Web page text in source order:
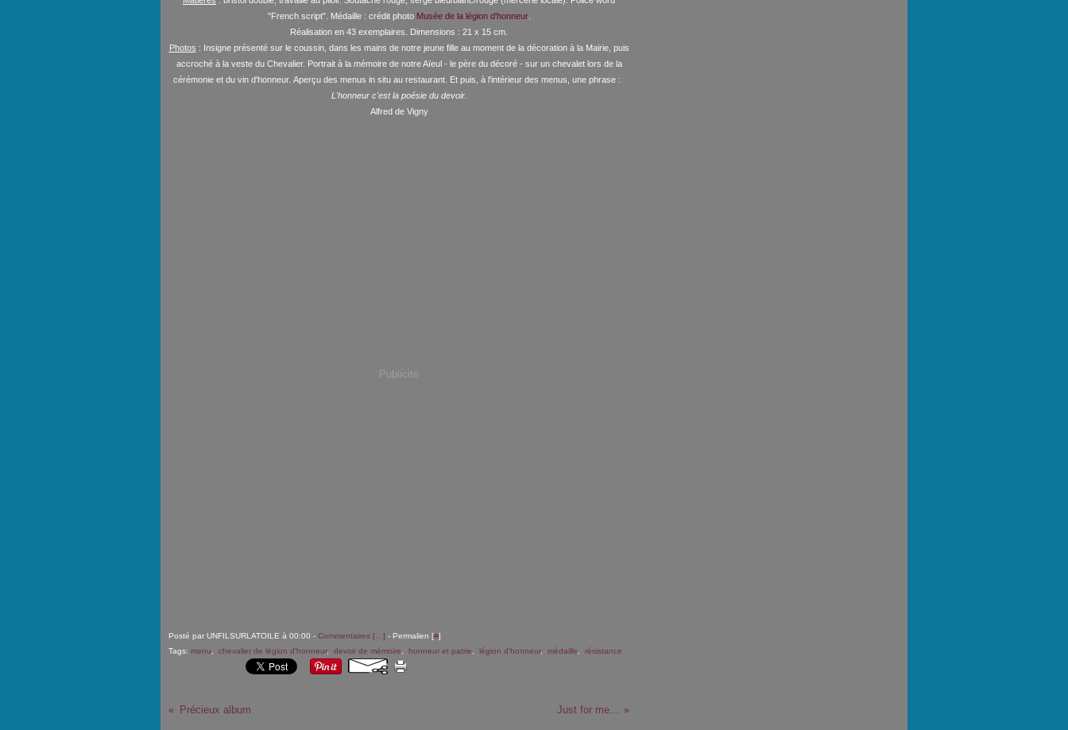
"French script". Médaille : crédit photo Musée de la légion d'honneur.
Réalisation en 43 exemplaires. Dimensions : 21 x 15 cm.
Photos : Insigne présenté sur le coussin, dans les mains de notre jeune fille au moment de la décoration à la Mairie, puis
accroché à la veste du Chevalier. Portrait à la mémoire de notre Aïeul - le père du décoré - sur un chevalet lors de la
cérémonie et du vin d'honneur. Aperçu des menus in situ au restaurant. Et puis, à l'intérieur des menus, une phrase :
L'honneur c'est la poésie du devoir.
Alfred de Vigny
Publicité
Posté par UNFILSURLATOILE à 00:00 - Commentaires [ ] - Permalien [#]
Tags: menu chevalier de légion d'honneur, devoir de mémoire honneur et patrie légion d'honneur, médaille résistance
Précieux album Just for me...